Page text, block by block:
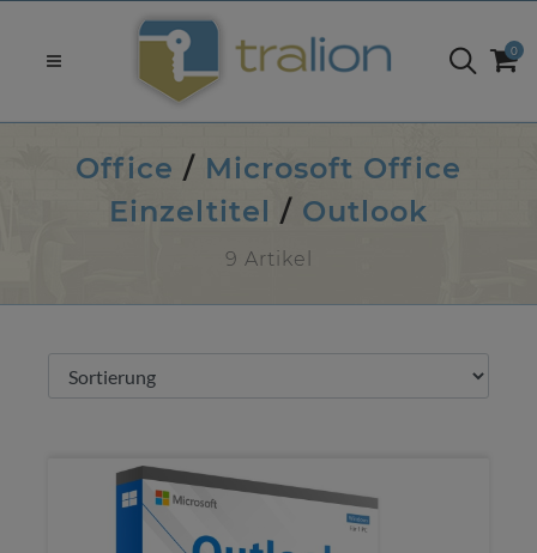
0
Office / Microsoft Office
Einzeltitel / Outlook
9 Artikel